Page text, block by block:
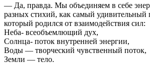
— Да, правда. Мы объединяем в себе
разных стихий, как самый удивительный
который родился от взаимодействия сил:
Неба- всеобъемлющий дух,
Солнца- поток внутренней энергии,
Воды — творческий чувственный поток,
Земли — тело.